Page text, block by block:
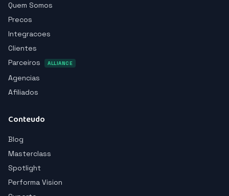
Quem Somos
Precos
Integracoes
Clientes
Parceiros
ALLIANCE
Agencias
Afiliados
Conteudo
Blog
Masterclass
Spotlight
Performa Vision